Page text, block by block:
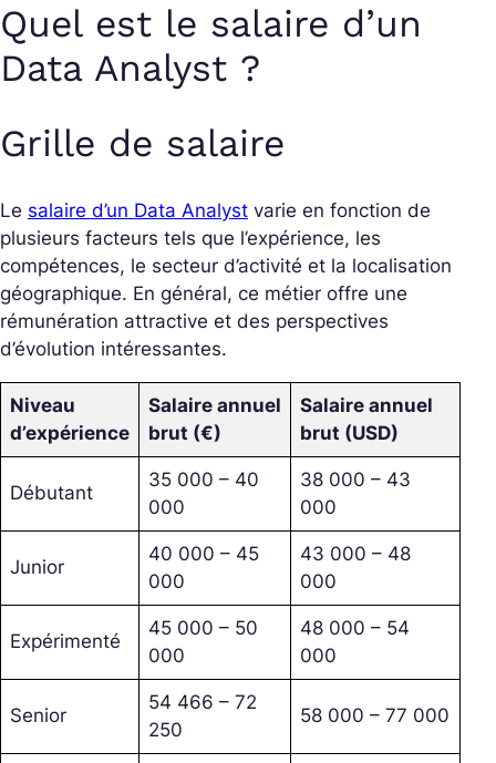
Quel est le salaire d’un
Data Analyst ?
Grille de salaire
Le salaire d’un Data Analyst varie en fonction de
plusieurs facteurs tels que l’expérience, les
compétences, le secteur d’activité et la localisation
géographique. En général, ce métier offre une
rémunération attractive et des perspectives
d’évolution intéressantes.
Niveau
d’expérience
Salaire annuel
brut (€)
Salaire annuel
brut (USD)
Débutant
35 000 – 40
000
38 000 – 43
000
Junior
40 000 – 45
000
43 000 – 48
000
Expérimenté
45 000 – 50
000
48 000 – 54
000
Senior
54 466 – 72
250
58 000 – 77 000